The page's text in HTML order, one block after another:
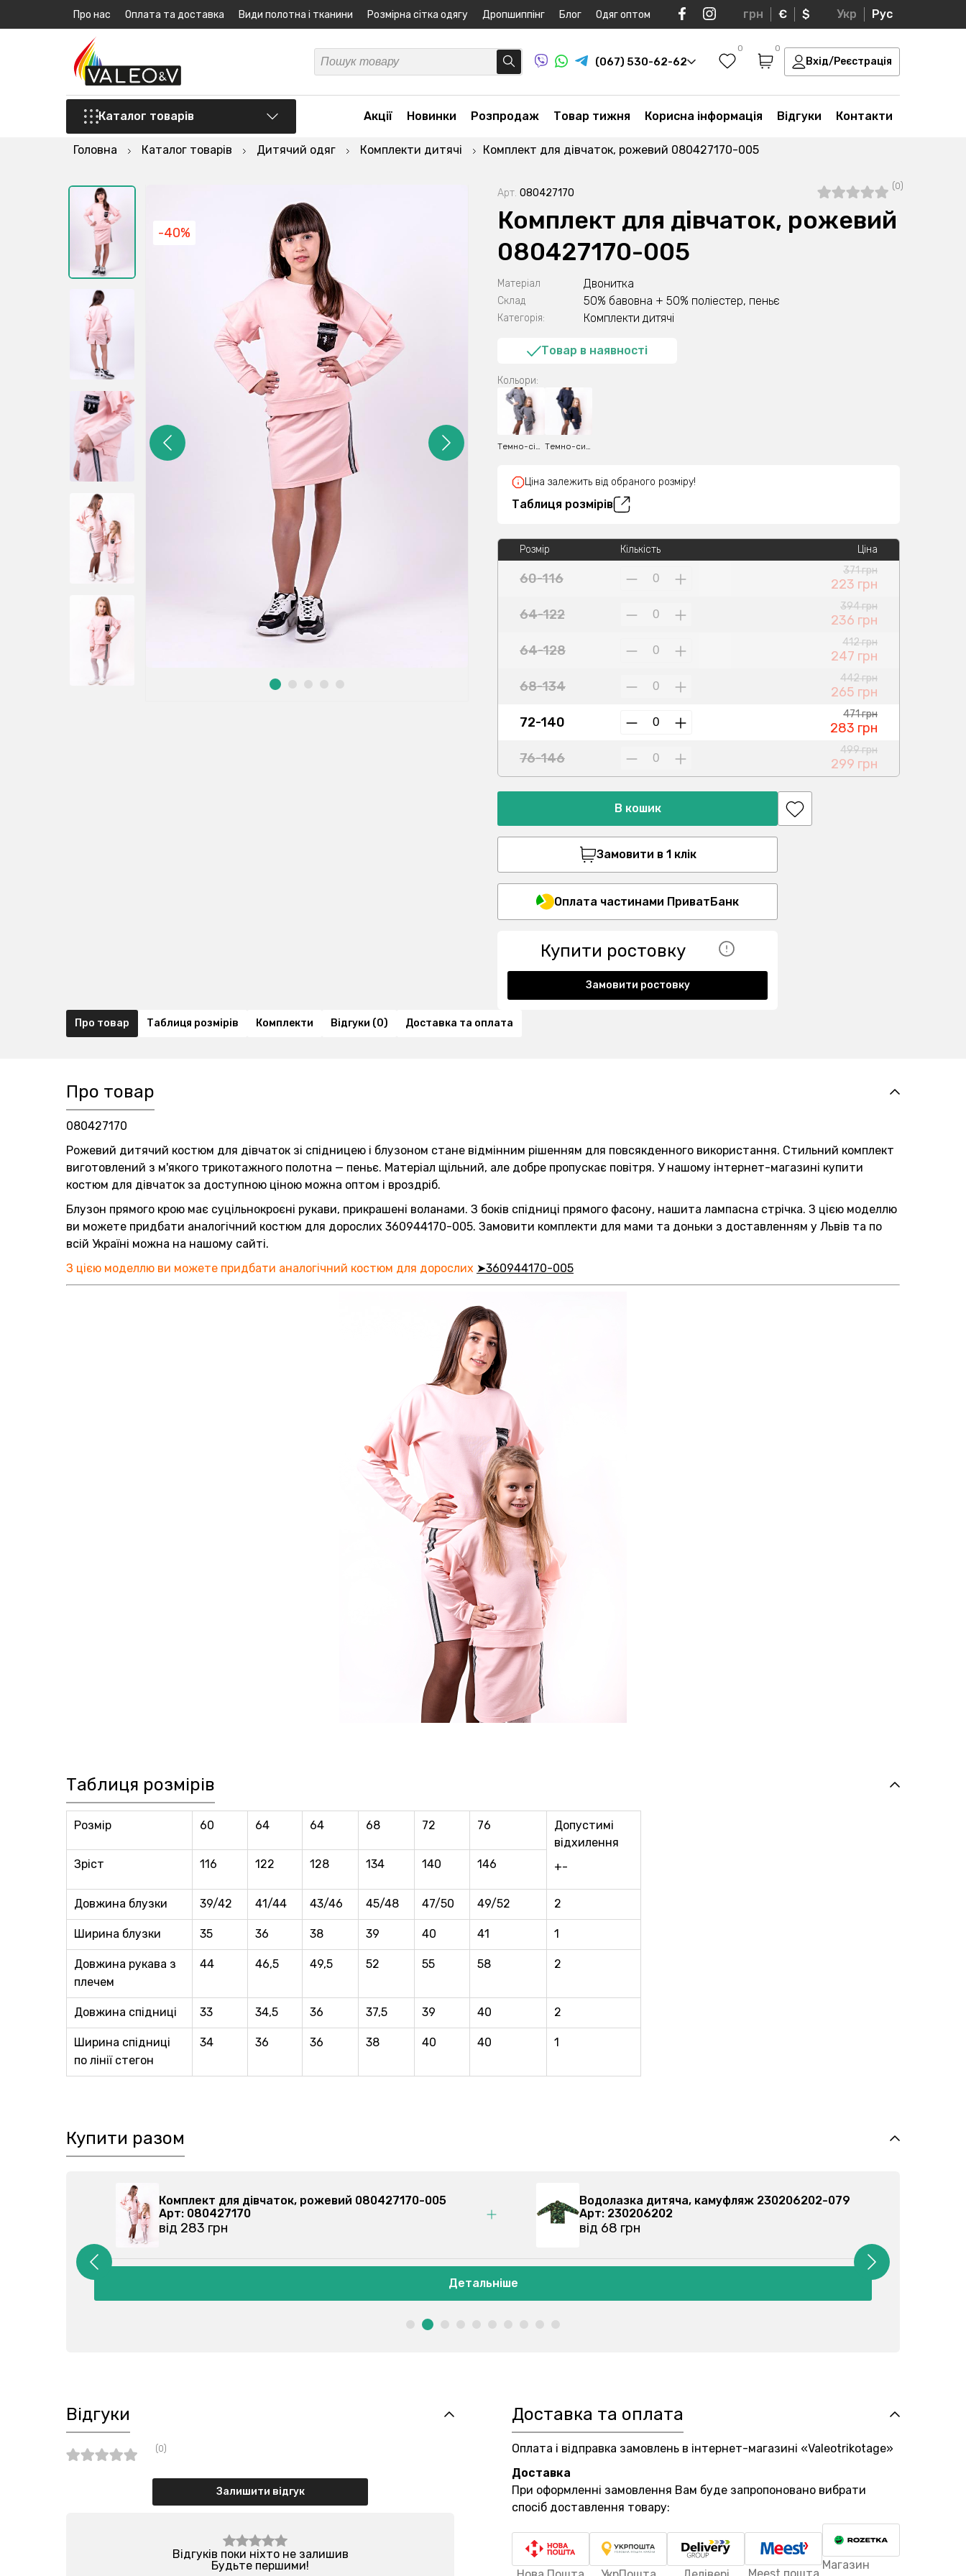
Про нас Оплата та доставка Види полотна і тканини Розмірна сітка одягу Дропшиппінг Блог Одяг оптом грн € $ Укр Рус
(067) 530-62-62
0 0
Вхід/Реєстрація
Каталог товарів Акції Новинки Розпродаж Товар тижня Корисна інформація Відгуки Контакти
Головна Каталог товарів Дитячий одяг Комплекти дитячі Комплект для дівчаток, рожевий 080427170-005
-40%
Арт. 080427170
(0)
Комплект для дівчаток, рожевий
080427170-005
Матеріал Двонитка
Склад 50% бавовна + 50% поліестер, пеньє
Категорія: Комплекти дитячі
Товар в наявності
Кольори:
Темно-сірий Темно-синій
Ціна залежить від обраного розміру!
Таблиця розмірів
Розмір
60-116
64-122
64-128
68-134
72-140
76-146
Кількість
Ціна
371 грн
223 грн
394 грн
236 грн
412 грн
247 грн
442 грн
265 грн
471 грн
283 грн
499 грн
299 грн
В кошик
Замовити в 1 клік
Оплата частинами ПриватБанк
Купити ростовку
Замовити ростовку
Про товар Таблиця розмірів Комплекти Відгуки (0) Доставка та оплата
Про товар
080427170
Рожевий дитячий костюм для дівчаток зі спідницею і блузоном стане відмінним рішенням для повсякденного використання. Стильний комплект
виготовлений з м'якого трикотажного полотна — пеньє. Матеріал щільний, але добре пропускає повітря. У нашому інтернет-магазині купити
костюм для дівчаток за доступною ціною можна оптом і вроздріб.
Блузон прямого крою має суцільнокроєні рукави, прикрашені воланами. З боків спідниці прямого фасону, нашита лампасна стрічка. З цією моделлю
ви можете придбати аналогічний костюм для дорослих 360944170-005. Замовити комплекти для мами та доньки з доставленням у Львів та по
всій Україні можна на нашому сайті.
З цією моделлю ви можете придбати аналогічний костюм для дорослих ➤360944170-005
Таблиця розмірів
Розмір 60 64 64 68 72 76
Допустимі
відхилення
+-
Зріст 116 122 128 134 140 146
Довжина блузки 39/42 41/44 43/46 45/48 47/50 49/52 2
Ширина блузки 35 36 38 39 40 41 1
Довжина рукава з
плечем
44 46,5 49,5 52 55 58 2
Довжина спідниці 33 34,5 36 37,5 39 40 2
Ширина спідниці
по лінії стегон
34 36 36 38 40 40 1
Купити разом
Комплект для дівчаток, рожевий 080427170-005
Арт: 080427170
від 283 грн
Водолазка дитяча, сірий меланж 230206205-027
Арт: 230206205
від 68 грн
Детальніше
Відгуки
(0)
Залишити відгук
Відгуків поки ніхто не залишив
Будьте першими!
Доставка та оплата
Оплата і відправка замовлень в інтернет-магазині «Valeotrikotage»
Доставка
При оформленні замовлення Вам буде запропоновано вибрати
спосіб доставлення товару:
Магазин